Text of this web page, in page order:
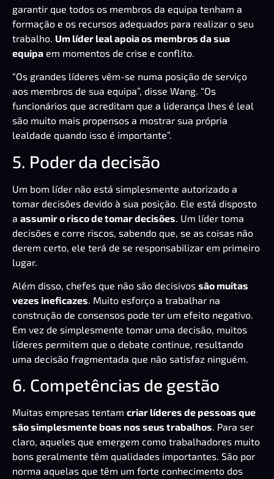
garantir que todos os membros da equipa tenham a
formação e os recursos adequados para realizar o seu
trabalho. Um líder leal apoia os membros da sua
equipa em momentos de crise e conflito.
“Os grandes líderes vêm-se numa posição de serviço
aos membros de sua equipa”, disse Wang. “Os
funcionários que acreditam que a liderança lhes é leal
são muito mais propensos a mostrar sua própria
lealdade quando isso é importante”.
5. Poder da decisão
Um bom líder não está simplesmente autorizado a
tomar decisões devido à sua posição. Ele está disposto
a assumir o risco de tomar decisões Um líder toma
decisões e corre riscos, sabendo que, se as coisas não
derem certo, ele terá de se responsabilizar em primeiro
lugar.
Além disso, chefes que não são decisivos são muitas
vezes ineficazes. Muito esforço a trabalhar na
construção de consensos pode ter um efeito negativo.
Em vez de simplesmente tomar uma decisão, muitos
líderes permitem que o debate continue, resultando
uma decisão fragmentada que não satisfaz ninguém.
6. Competências de gestão
Muitas empresas tentam criar líderes de pessoas que
são simplesmente boas nos seus trabalhos. Para ser
claro, aqueles que emergem como trabalhadores muito
bons geralmente têm qualidades importantes. São por
norma aquelas que têm um forte conhecimento dos